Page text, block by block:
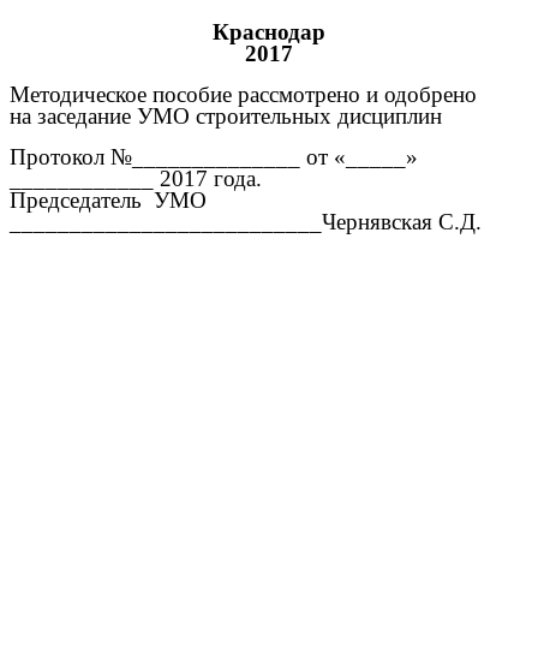
Краснодар
2017
Методическое пособие рассмотрено и одобрено
на заседание УМО строительных дисциплин
Протокол №______________ от «_____»
____________ 2017 года.
Председатель УМО
__________________________Чернявская С.Д.